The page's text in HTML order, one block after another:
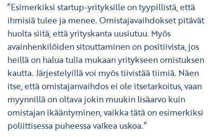
”Esimerkiksi startup-yrityksille on tyypillistä, että
ihmisiä tulee ja menee. Omistajavaihdokset pitävät
huolta siitä, että yrityskanta uusiutuu. Myös
avainhenkilöiden sitouttaminen on positiivista, jos
heillä on halua tulla mukaan yritykseen omistuksen
kautta. Järjestelyillä voi myös tiivistää tiimiä. Näen
itse, että omistajanvaihdos ei ole itsetarkoitus, vaan
myynnillä on oltava jokin muukin lisäarvo kuin
omistajan ikääntyminen, vaikka tätä on esimerkiksi
poliittisessa puheessa vaikea uskoa.”